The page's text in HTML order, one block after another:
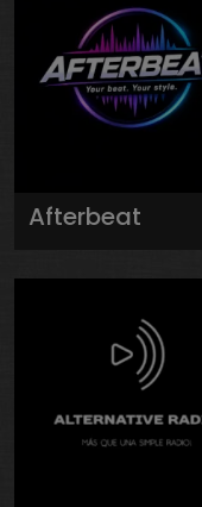
Afterbeat